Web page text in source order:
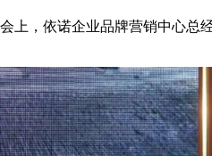
会上，依诺企业品牌营销中心总